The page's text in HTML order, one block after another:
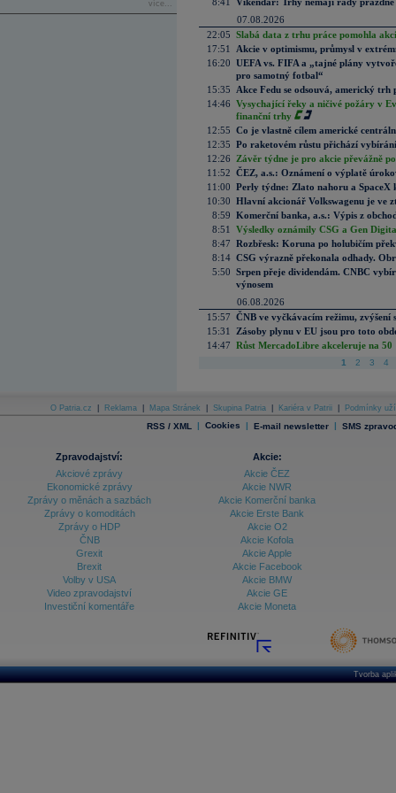
více...
07.08.2026
22:05 Slabá data z trhu práce pomohla
17:51
Akcie v optimismu, průmysl v
16:20 UEFA vs. FIFA a „tajné plány
pro samotný fotbal“
15:35
Akce Fedu se odsouvá, americký
14:46 Vysychající řeky a ničivé požáry v
finanční trhy
12:55 Co je vlastně cílem americké
12:35 Po raketovém růstu přichází
12:26
Závěr týdne je pro akcie převážně
11:52 ČEZ, a.s.: Oznámení o výplatě
11:00 Perly týdne: Zlato nahoru a SpaceX
10:30 Hlavní akcionář Volkswagenu je ve
8:59 Komerční banka, a.s.: Výpis z
8:51
Výsledky oznámily CSG a Gen
8:47 Rozbřesk: Koruna po holubičím
8:14 CSG výrazně překonala odhady.
5:50 Srpen přeje dividendám. CNBC
výnosem
06.08.2026
15:57 ČNB ve vyčkávacím režimu, zvýšení
15:31
Zásoby plynu v EU jsou pro toto
14:47 Růst MercadoLibre akceleruje na
1 2 3 4
O Patria.cz Reklama Mapa Stránek Skupina Patria Kariéra v Patrii Podmínky
RSS / XML | Cookies | E-mail newsletter | SMS
Zpravodajství:
Akciové zprávy
Ekonomické zprávy
Zprávy o měnách a sazbách
Zprávy o komoditách
Zprávy o HDP
ČNB
Grexit
Brexit
Volby v USA
Video zpravodajství
Investiční komentáře
Akcie:
Akcie ČEZ
Akcie NWR
Akcie Komerční banka
Akcie Erste Bank
Akcie O2
Akcie Kofola
Akcie Apple
Akcie Facebook
Akcie BMW
Akcie GE
Akcie Moneta
Tvorba